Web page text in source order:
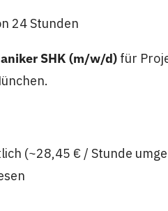
24 Stunden
SHK (m/w/d)für
(~28,45 € / Stunde